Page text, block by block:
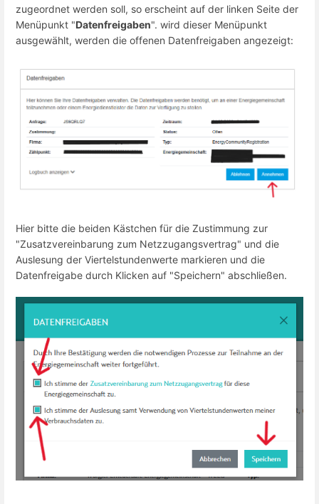
zugeordnet werden soll, so erscheint auf der linken Seite der
Menüpunkt "Datenfreigaben". wird dieser Menüpunkt
ausgewählt, werden die offenen Datenfreigaben angezeigt:
Hier bitte die beiden Kästchen für die Zustimmung zur
"Zusatzvereinbarung zum Netzzugangsvertrag" und die
Auslesung der Viertelstundenwerte markieren und die
Datenfreigabe durch Klicken auf "Speichern" abschließen.